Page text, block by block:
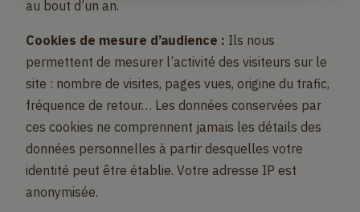
au bout d’un an.
Cookies de mesure d’audience : Ils nous
permettent de mesurer l’activité des visiteurs sur le
site : nombre de visites, pages vues, origine du trafic,
fréquence de retour… Les données conservées par
ces cookies ne comprennent jamais les détails des
données personnelles à partir desquelles votre
identité peut être établie. Votre adresse IP est
anonymisée.